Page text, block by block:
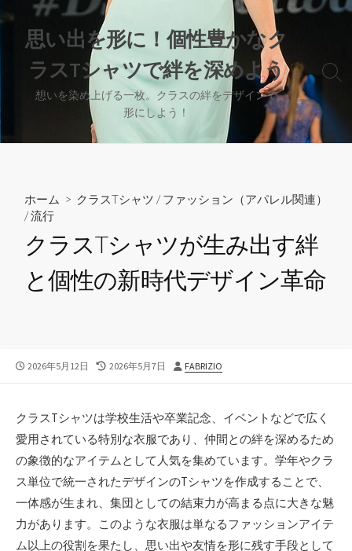
ン
キ
思い出を形に！個性豊かなク
ラスTシャツで絆を深めよう
想いを染め上げる一枚。クラスの絆をデザインで
形にしよう！
検
ホーム > クラスTシャツ /ファッション（アパレル関連）
/流行
クラスTシャツが生み出す絆
と個性の新時代デザイン革命
公
2026年5月12日
最
新
日
2026年5月7日
投
FABRIZIO
クラスTシャツは学校生活や卒業記念、イベントなどで広く
愛用されている特別な衣服であり、仲間との絆を深めるため
の象徴的なアイテムとして人気を集めています。 学年やクラ
ス単位で統一されたデザインのTシャツを作成することで、
一体感が生まれ、集団としての結束力が高まる点に大きな魅
力があります。このような衣服は単なるファッションアイテ
ム以上の役割を果たし、思い出や友情を形に残す手段として